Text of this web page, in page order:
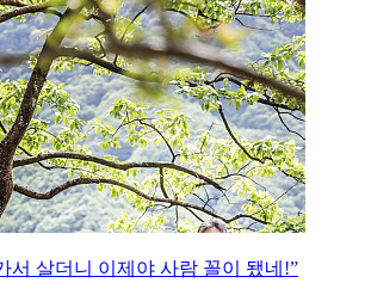
서 살더니 이제야 사람 꼴이 됐네!”